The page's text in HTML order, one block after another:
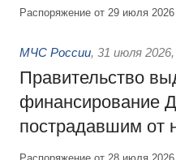
Распоряжение от 29 июля
МЧС России, 31 июля 2026,
Правительство
финансирование
пострадавшим от